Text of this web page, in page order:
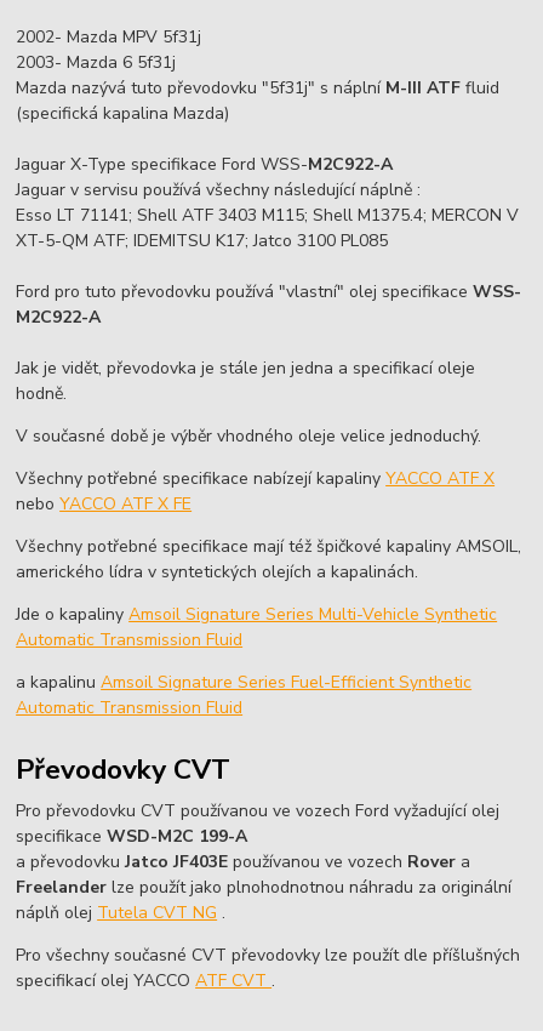
2002- Mazda MPV 5f31j
2003- Mazda 6 5f31j
Mazda nazývá tuto převodovku "5f31j" s náplní M-III ATF fluid
(specifická kapalina Mazda)
Jaguar X-Type specifikace Ford WSS-M2C922-A
Jaguar v servisu používá všechny následující náplně :
Esso LT 71141; Shell ATF 3403 M115; Shell M1375.4; MERCON V
XT-5-QM ATF; IDEMITSU K17; Jatco 3100 PL085
Ford pro tuto převodovku používá "vlastní" olej specifikaceWSS-
M2C922-A
Jak je vidět, převodovka je stále jen jedna a specifikací oleje
hodně.
V současné době je výběr vhodného oleje velice jednoduchý.
Všechny potřebné specifikace nabízejí kapalinyYACCO ATF X
neboYACCO ATF X FE
Všechny potřebné specifikace mají též špičkové kapaliny AMSOIL,
amerického lídra v syntetických olejích a kapalinách.
Jde o kapalinyAmsoil Signature Series Multi-Vehicle Synthetic
Automatic Transmission Fluid
a kapalinuAmsoil Signature Series Fuel-Efficient Synthetic
Automatic Transmission Fluid
Převodovky CVT
Pro převodovku CVT používanou ve vozech Ford vyžadující olej
specifikaceWSD-M2C 199-A
a převodovkuJatco JF403Epoužívanou ve vozech Rover a
Freelander lze použít jako plnohodnotnou náhradu za originální
náplň olej Tutela CVT NG .
Pro všechny současné CVT převodovky lze použít dle příšlušných
specifikací olej YACCOATF CVT.